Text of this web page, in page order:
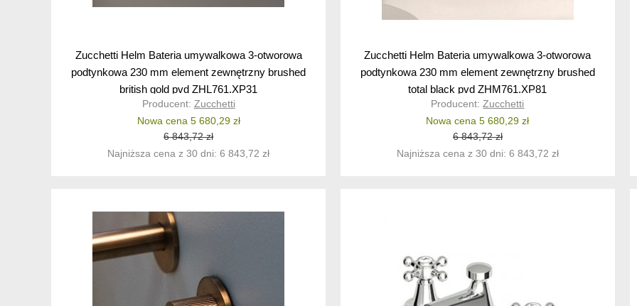
Zucchetti Helm Bateria umywalkowa 3-otworowa
podtynkowa 230 mm element zewnętrzny brushed
british gold pvd ZHL761.XP31
Producent: Zucchetti
Nowa cena 5 680,29 zł
6 843,72 zł
Najniższa cena z 30 dni: 6 843,72 zł
Zucchetti Helm Bateria umywalkowa 3-otworowa
podtynkowa 230 mm element zewnętrzny brushed
total black pvd ZHM761.XP81
Producent:Zucchetti
Nowa cena 5 680,29 zł
6 843,72 zł
Najniższa cena z 30 dni: 6 843,72 zł